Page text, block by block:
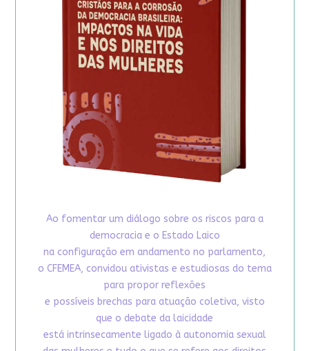
Ao fomentar um diálogo sobre os riscos para a
democracia e o Estado Laico
na configuração em andamento no parlamento,
o CFEMEA, convidou ativistas e estudiosas do tema
para propor reflexões
e possíveis brechas para atuação coletiva, visto
que o debate da laicidade
está intrinsecamente ligado à autonomia sexual